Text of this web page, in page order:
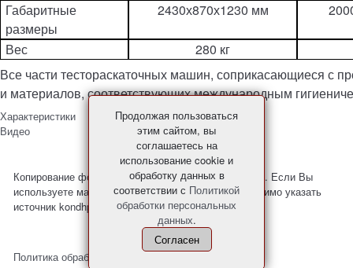
Габаритные
размеры
2430х870х1230 мм
Вес
280 кг
Все части тестораскаточных машин, соприкасающиеся с
и материалов, соответствующих международным
Характеристики
Видео
Копирование фото и материалов с сайта запрещено. Если Вы
используете материалы с нашего сайта, то необходимо указать
источник kondhp.ru
Политика обработки персональных данных
Продолжая пользоваться
этим сайтом, вы
соглашаетесь на
использование cookie и
обработку данных в
соответствии с Политикой
обработки персональных
данных.
Согласен